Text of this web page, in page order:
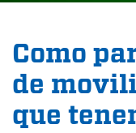
Como
de
que